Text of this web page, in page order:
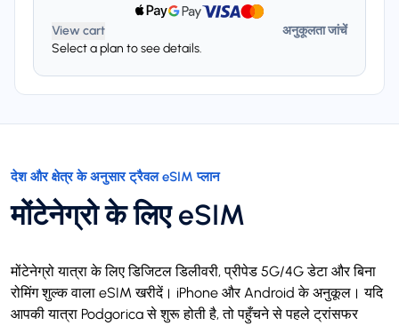
View cart
अनुकूलता जांचें
Select a plan to see details.
देश और क्षेत्र के अनुसार ट्रैवल eSIM प्लान
मोंटेनेग्रो के लिए eSIM
मोंटेनेग्रो यात्रा के लिए डिजिटल डिलीवरी, प्रीपेड 5G/4G डेटा और बिना
रोमिंग शुल्क वाला eSIM खरीदें। iPhone और Android के अनुकूल। यदि
आपकी यात्रा Podgorica से शुरू होती है, तो पहुँचने से पहले ट्रांसफर